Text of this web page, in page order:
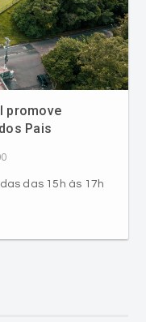
promove
Pais
das 15h às 17h